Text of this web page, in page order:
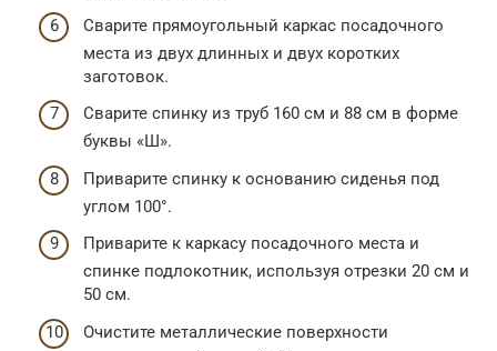
Сварите прямоугольный каркас посадочного
места из двух длинных и двух коротких
заготовок.
Сварите спинку из труб 160 см и 88 см в форме
буквы «Ш».
Приварите спинку к основанию сиденья под
углом 100°.
Приварите к каркасу посадочного места и
спинке подлокотник, используя отрезки 20 см и
50 см.
Очистите металлические поверхности